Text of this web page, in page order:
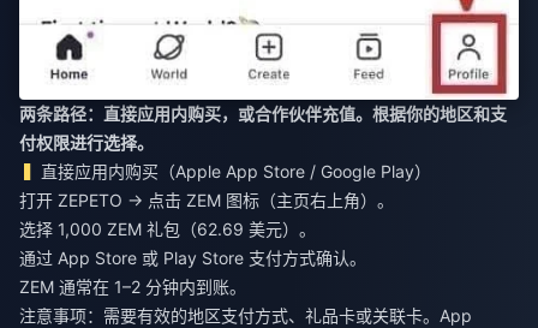
两条路径：直接应用内购买，或合作伙伴充值。根据你的地区和支
付权限进行选择。
直接应用内购买（Apple App Store / Google Play）
打开 ZEPETO → 点击 ZEM 图标（主页右上角）。
选择 1,000 ZEM 礼包（62.69 美元）。
通过 App Store 或 Play Store 支付方式确认。
ZEM 通常在 1–2 分钟内到账。
注意事项：需要有效的地区支付方式、礼品卡或关联卡。App